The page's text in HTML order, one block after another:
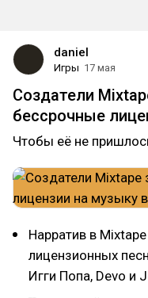
daniel
Игры 17 мая
Создатели
бессрочные
Чтобы её не
Нарратив в
лицензионных
Игги Попа, Devo и